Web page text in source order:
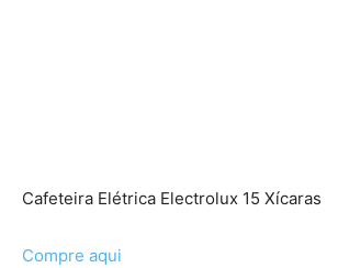
Cafeteira Elétrica Electrolux 15 Xícaras
Compre aqui